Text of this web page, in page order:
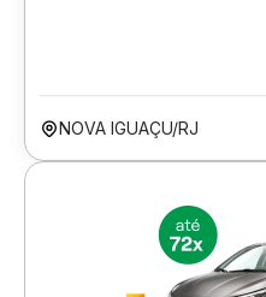
NOVA IGUAÇU/RJ